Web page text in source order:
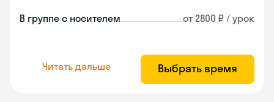
В группе с носителем от 2800 ₽ / урок
Читать дальше Выбрать время